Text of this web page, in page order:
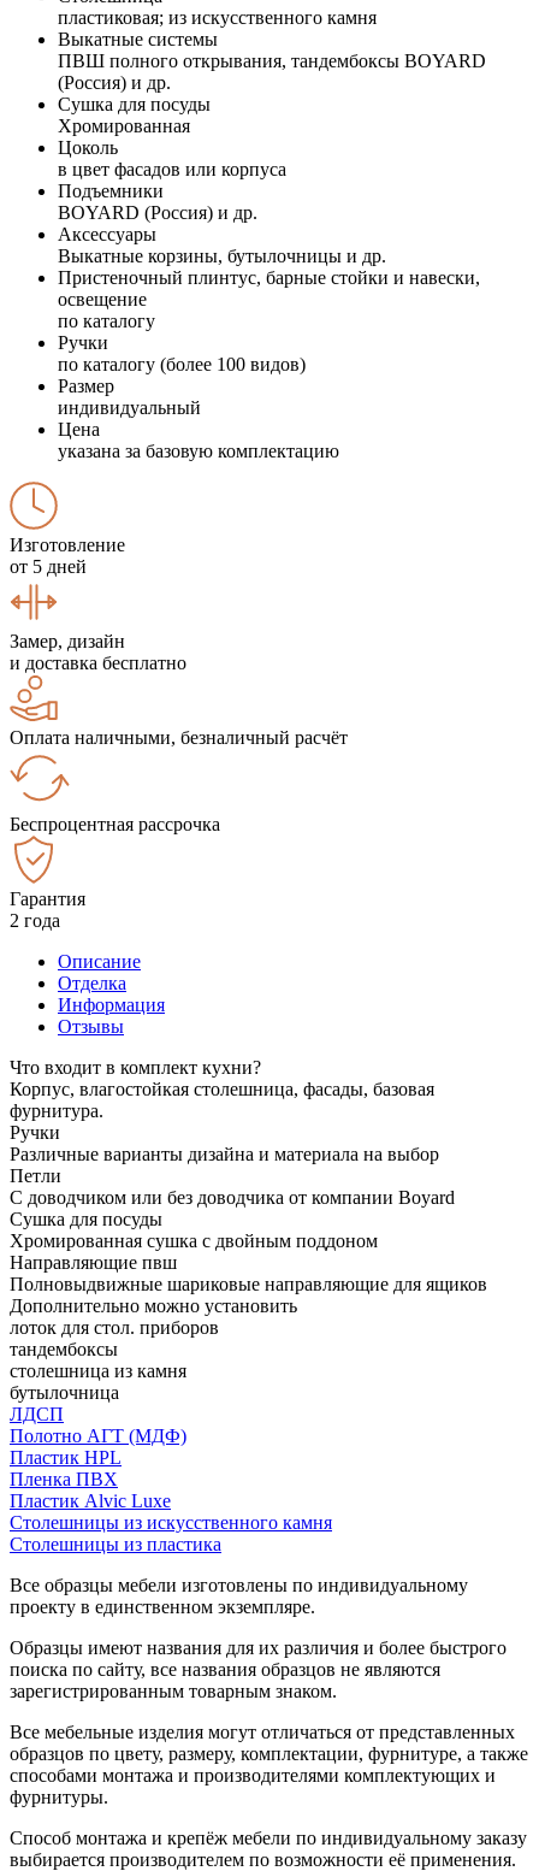
пластиковая; из искусственного камня
Выкатные системы
ПВШ полного открывания, тандембоксы BOYARD
(Россия) и др.
Сушка для посуды
Хромированная
Цоколь
в цвет фасадов или корпуса
Подъемники
BOYARD (Россия) и др.
Аксессуары
Выкатные корзины, бутылочницы и др.
Пристеночный плинтус, барные стойки и навески,
освещение
по каталогу
Ручки
по каталогу (более 100 видов)
Размер
индивидуальный
Цена
указана за базовую комплектацию
Изготовление
от 5 дней
Замер, дизайн
и доставка бесплатно
Оплата наличными, безналичный расчёт
Беспроцентная рассрочка
Гарантия
2 года
Описание
Отделка
Информация
Отзывы
Что входит в комплект кухни?
Корпус, влагостойкая столешница, фасады, базовая
фурнитура.
Ручки
Различные варианты дизайна и материала на выбор
Петли
С доводчиком или без доводчика от компании Boyard
Сушка для посуды
Хромированная сушка с двойным поддоном
Направляющие пвш
Полновыдвижные шариковые направляющие для ящиков
Дополнительно можно установить
лоток для стол. приборов
тандембоксы
столешница из камня
бутылочница
ЛДСП
Полотно АГТ (МДФ)
Пластик HPL
Пленка ПВХ
Пластик Alvic Luxe
Столешницы из искусственного камня
Столешницы из пластика
Все образцы мебели изготовлены по индивидуальному
проекту в единственном экземпляре.
Образцы имеют названия для их различия и более быстрого
поиска по сайту, все названия образцов не являются
зарегистрированным товарным знаком.
Все мебельные изделия могут отличаться от представленных
образцов по цвету, размеру, комплектации, фурнитуре, а также
способами монтажа и производителями комплектующих и
фурнитуры.
Способ монтажа и крепёж мебели по индивидуальному заказу
выбирается производителем по возможности её применения.